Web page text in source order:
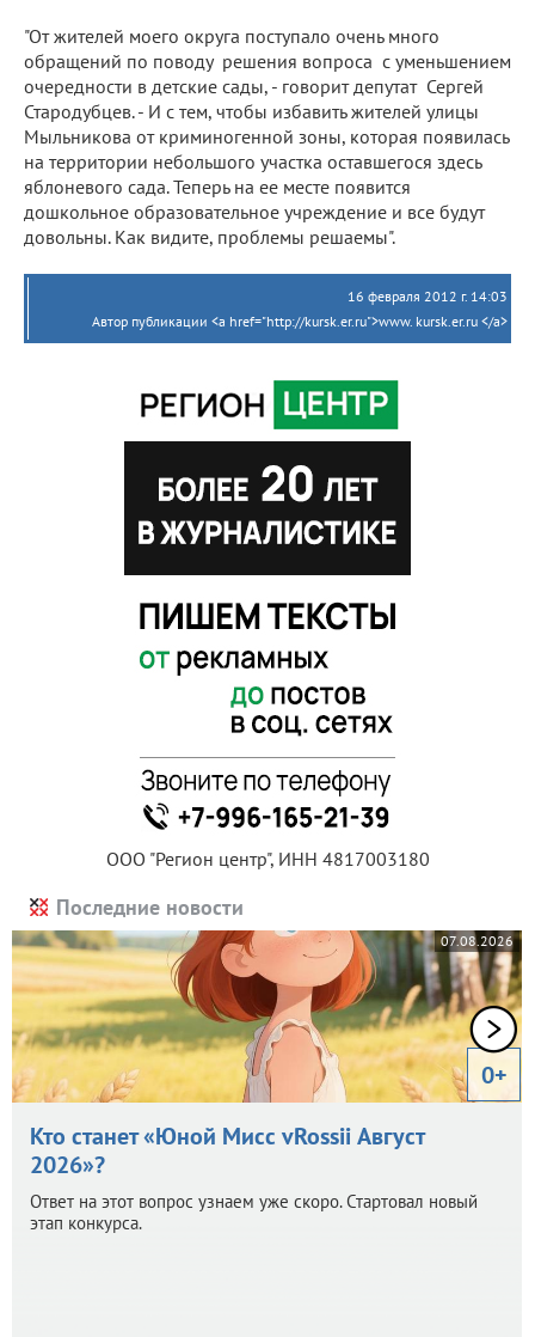
"От жителей моего округа поступало очень много
обращений по поводу решения вопроса с уменьшением
очередности в детские сады, - говорит депутат Сергей
Стародубцев. - И с тем, чтобы избавить жителей улицы
Мыльникова от криминогенной зоны, которая появилась
на территории небольшого участка оставшегося здесь
яблоневого сада. Теперь на ее месте появится
дошкольное образовательное учреждение и все будут
довольны. Как видите, проблемы решаемы".
16 февраля 2012 г. 14:03
Автор публикации <a href="http://kursk.er.ru">www. kursk.er.ru </a>
ООО "Регион центр", ИНН 4817003180
Последние новости
07.08.2026
0+
Кто станет «Юной Мисс vRossii Август
2026»?
Ответ на этот вопрос узнаем уже скоро. Стартовал новый
этап конкурса.